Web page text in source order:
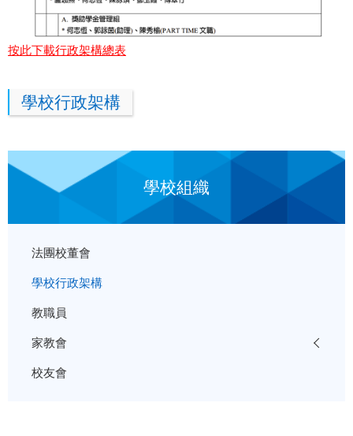
按此下載行政架構總表
學校行政架構
學校組織
法團校董會
學校行政架構
教職員
家教會
校友會